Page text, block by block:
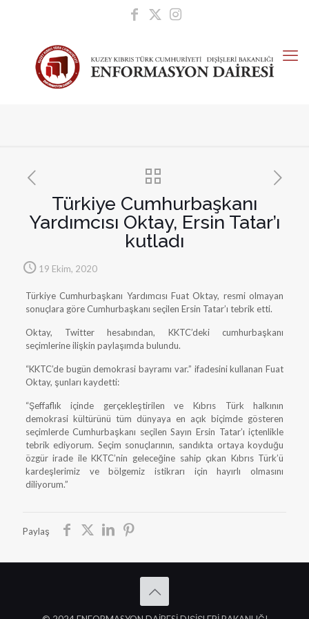
Türkiye Cumhurbaşkanı
Yardımcısı Oktay, Ersin Tatar’ı
kutladı
19 Ekim, 2020
Türkiye Cumhurbaşkanı Yardımcısı Fuat Oktay, resmi olmayan
sonuçlara göre Cumhurbaşkanı seçilen Ersin Tatar’ı tebrik etti.
Oktay, Twitter hesabından, KKTC’deki cumhurbaşkanı
seçimlerine ilişkin paylaşımda bulundu.
“KKTC’de bugün demokrasi bayramı var.” ifadesini kullanan Fuat
Oktay, şunları kaydetti:
“Şeffaflık içinde gerçekleştirilen ve Kıbrıs Türk halkının
demokrasi kültürünü tüm dünyaya en açık biçimde gösteren
seçimlerde Cumhurbaşkanı seçilen Sayın Ersin Tatar’ı içtenlikle
tebrik ediyorum. Seçim sonuçlarının, sandıkta ortaya koyduğu
özgür irade ile KKTC’nin geleceğine sahip çıkan Kıbrıs Türk’ü
kardeşlerimiz ve bölgemiz istikrarı için hayırlı olmasını
diliyorum.”
Paylaş